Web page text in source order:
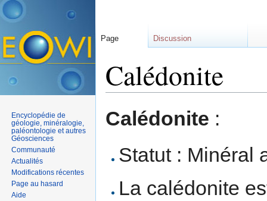
Calédonite
Calédonite :
Statut : Minéral
La calédonite
Page Discussion
Encyclopédie de
géologie, minéralogie,
paléontologie et autres
Géosciences
Communauté
Actualités
Modifications récentes
Page au hasard
Aide